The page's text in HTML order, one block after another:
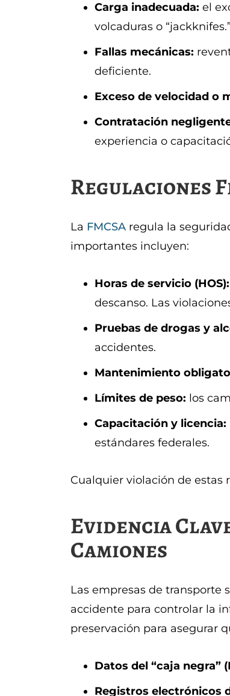
Carga inadecuada: el
volcaduras o “jackknifes.”
Fallas mecánicas:
deficiente.
Exceso de velocidad o
Contratación
experiencia o
Regulaciones
La FMCSA regula la
importantes incluyen:
Horas de servicio (HOS):
descanso. Las
Pruebas de drogas y
accidentes.
Mantenimiento
Límites de peso: los
Capacitación y licencia:
estándares federales.
Cualquier violación de estas
Evidencia
Camiones
Las empresas de transporte
accidente para controlar la
preservación para asegurar
Datos del “caja negra”
Registros electrónicos